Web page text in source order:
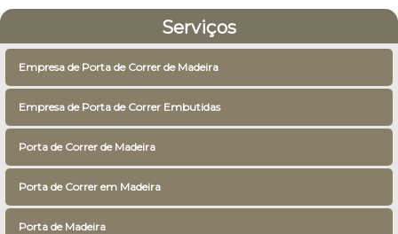
Serviços
Empresa de Porta de Correr de Madeira
Empresa de Porta de Correr Embutidas
Porta de Correr de Madeira
Porta de Correr em Madeira
Porta de Madeira